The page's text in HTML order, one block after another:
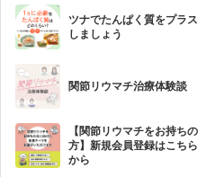
ツナでたんぱく質をプラス
しましょう
関節リウマチ治療体験談
【関節リウマチをお持ちの
方】新規会員登録はこちら
から